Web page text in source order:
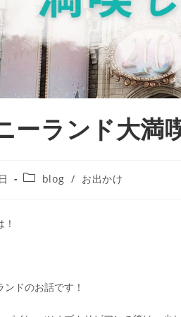
ーランド大満
blog / お出かけ
ドのお話です！